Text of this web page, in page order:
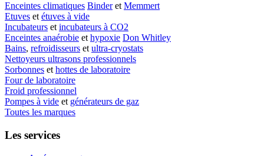
Enceintes climatiques Binderet Memmert
Etuves et étuves à vide
Incubateurs et incubateurs à CO2
Enceintes anaérobie et hypoxie Don Whitley
Bains, refroidisseurs et ultra-cryostats
Nettoyeurs ultrasons professionnels
Sorbonnes et hottes de laboratoire
Four de laboratoire
Froid professionnel
Pompes à vide et générateurs de gaz
Toutes les marques
Les services